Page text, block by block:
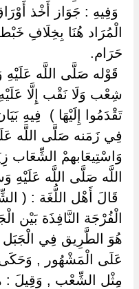
‏وَفِيهِ : جَوَاز أَخْذ
الْمُرَاد هُنَا بِخِلَافِ
حَرَام.
‏قَوْله صَلَّى اللَّه
شِعْب وَلَا نَقْب إِلَّا
تَقْدَمُوا إِلَيْهَا ) ‏ ‏فِيهِ
فِي زَمَنه صَلَّى اللَّه
وَاسْتِيعَابهمْ الشِّعَاب
اللَّه صَلَّى اللَّه عَلَيْهِ
‏قَالَ أَهْل اللُّغَة : (
الْفُرْجَة النَّافِذَة بَيْن
هُوَ الطَّرِيق فِي الْجَبَل
عَلَى الْمَشْهُور ,
مِثْل الشِّعْب , وَقِيلَ :